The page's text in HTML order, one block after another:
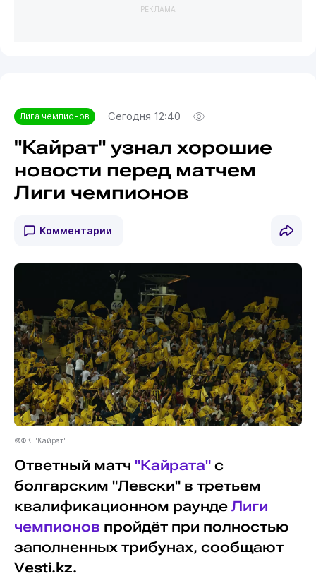
РЕКЛАМА
Лига чемпионов Сегодня 12:40
"Кайрат" узнал хорошие
новости перед матчем
Лиги чемпионов
Комментарии
©ФК "Кайрат"
Ответный матч "Кайрата"с
болгарским "Левски" в третьем
квалификационном раунде Лиги
чемпионов пройдёт при полностью
заполненных трибунах, сообщают
Vesti.kz.